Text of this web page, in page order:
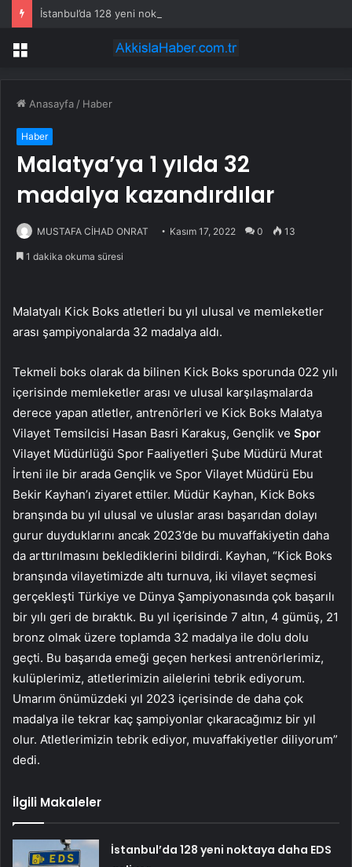
İstanbul’da 128 yeni noktaya daha EDS geliyor
Menü
Anasayfa / Haber
Haber
Malatya’ya 1 yılda 32
madalya kazandırdılar
MUSTAFA CİHAD ONRAT Kasım 17, 2022 0 13
1 dakika okuma süresi
Malatyalı Kick Boks atletleri bu yıl ulusal ve memleketler
arası şampiyonalarda 32 madalya aldı.
Tekmeli boks olarak da bilinen Kick Boks sporunda 022 yılı
içerisinde memleketler arası ve ulusal karşılaşmalarda
derece yapan atletler, antrenörleri ve Kick Boks Malatya
Vilayet Temsilcisi Hasan Basri Karakuş, Gençlik ve Spor
Vilayet Müdürlüğü Spor Faaliyetleri Şube Müdürü Murat
İrteni ile bir arada Gençlik ve Spor Vilayet Müdürü Ebu
Bekir Kayhan’ı ziyaret ettiler. Müdür Kayhan, Kick Boks
branşında bu yıl ulusal ve uluslar arası başarıdan dolayı
gurur duyduklarını ancak 2023’de bu muvaffakiyetin daha
da arttırılmasını beklediklerini bildirdi. Kayhan, “Kick Boks
branşında vilayetimizde altı turnuva, iki vilayet seçmesi
gerçekleşti Türkiye ve Dünya Şampiyonasında çok başarılı
bir yılı geri de bıraktık. Bu yıl içerisinde 7 altın, 4 gümüş, 21
bronz olmak üzere toplamda 32 madalya ile dolu dolu
geçti. Bu başarıda emeği geçen herkesi antrenörlerimiz,
kulüplerimiz, atletlerimizin ailelerini tebrik ediyorum.
Umarım önümüzdeki yıl 2023 içerisinde de daha çok
madalya ile tekrar kaç şampiyonlar çıkaracağımız bir yıl
olur. Atletlerimizin tebrik ediyor, muvaffakiyetler diliyorum”
dedi.
İlgili Makaleler
İstanbul’da 128 yeni noktaya daha EDS